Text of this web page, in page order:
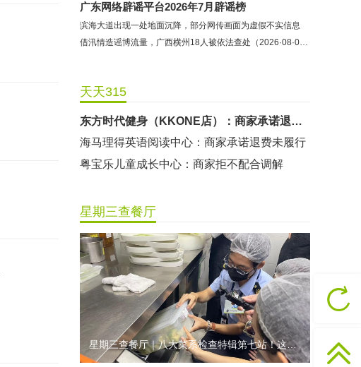
广东网络辟谣平台2026年7月辟谣榜
滨海大道出现一处地面沉降，部分网传画面为虚假不实信息
借汛情造谣博流量，广西横州18人被依法查处（2026·08·05）
天天315
龅牙兔儿童情商训练营：商家承诺退费未履行
东方时代健身（KKONE店）：商家承诺退费未履行
海马理得英语阅读中心：商家承诺退费未履行
粤宝乐儿童成长中心：商家拒不配合调解
哈尔特健身：商家拒不配合调解
香港卡依宝贝国际婴幼儿游泳馆：商家停业未退费
龅牙兔儿童情商训练营：商家承诺退费未履行
预付式消费退款难 深圳市消委会公开谴责力美健华联店
元宵佳节，发生了“甜蜜的烦恼”该怎么办？
2021年深圳市消费投诉分析报告出炉 教育培训投诉量增长
星期三查餐厅
星期三查餐厅｜八大菜系检查特辑第七站！这家米其林一星人气闽菜餐厅后厨干净吗？